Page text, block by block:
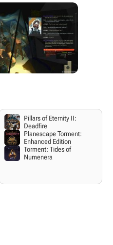
PC Windows
15 października 2019
Polskie napisy.
Angielskie napisy i dialogi.
Pillars of Eternity II:
Deadfire
Planescape Torment:
Enhanced Edition
Torment: Tides of
Numenera